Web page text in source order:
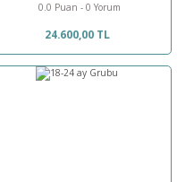
0.0 Puan - 0 Yorum
24.600,00 TL